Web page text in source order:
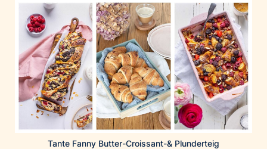
Kroatische Zentrale für Tourismus
List Holding Gruppe
Marble House
Mediaplus
Microsoft
Mondelēz Österreich
Tante Fanny Butter-Croissant-& Plunderteig